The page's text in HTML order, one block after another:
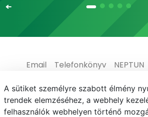
Email Telefonkönyv NEPTUN
Médiaközpont
Informatikai
Adatvédelem
A sütiket személyre szabott élmény
trendek elemzéséhez, a webhely
felhasználók webhelyen történő